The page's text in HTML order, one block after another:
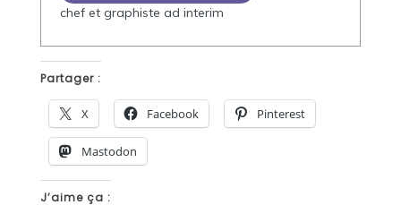
chef et graphiste ad interim
Partager :
X Facebook Pinterest
Mastodon
J’aime ça :